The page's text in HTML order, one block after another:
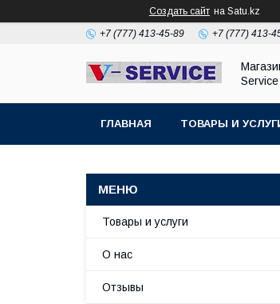
Создать сайт на Satu.kz
+7 (777) 413-45-89 +7 (777) 413-
Service
ГЛАВНАЯ ТОВАРЫ И
Товары и услуги
О нас
Отзывы